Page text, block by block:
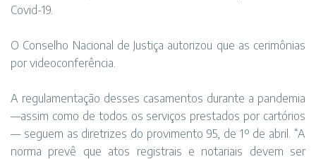
Covid-19.
O Conselho Nacional de Justiça autorizou que as cerimônias
por videoconferência.
A regulamentação desses casamentos durante a pandemia
—assim como de todos os serviços prestados por cartórios
— seguem as diretrizes do provimento 95, de 1º de abril. “A
norma prevê que atos registrais e notariais devem ser